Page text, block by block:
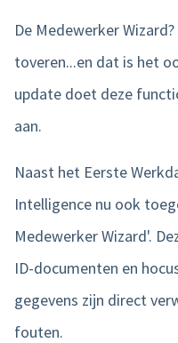
De Medewerker
toveren...en dat is het
update doet deze
aan.
Naast het Eerste
Intelligence nu ook
Medewerker Wizard'.
ID-documenten en
gegevens zijn direct
fouten.